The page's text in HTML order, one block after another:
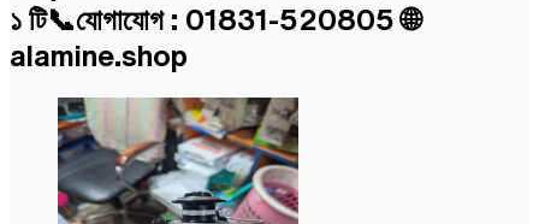
১ টি📞যোগাযোগ : 01831-520805 🌐
alamine.shop